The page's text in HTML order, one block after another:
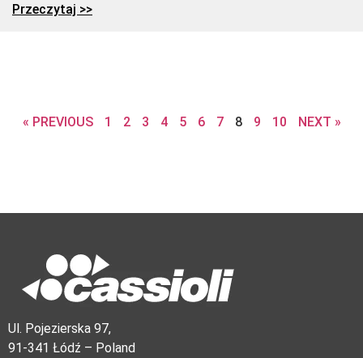
Przeczytaj >>
« PREVIOUS 1 2 3 4 5 6 7 8 9 10 NEXT »
Ul. Pojezierska 97,
91-341 Łódź – Poland